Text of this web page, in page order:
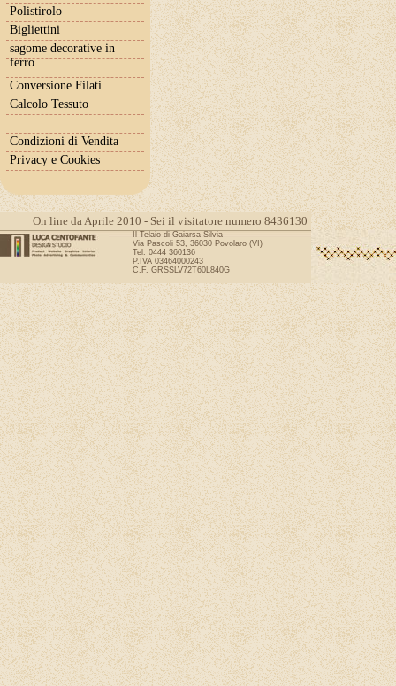
Polistirolo
Bigliettini
sagome decorative in
ferro
Conversione Filati
Calcolo Tessuto
Condizioni di Vendita
Privacy e Cookies
On line da Aprile 2010 - Sei il visitatore numero 8436130
Il Telaio di Gaiarsa Silvia
Via Pascoli 53, 36030 Povolaro (VI)
Tel: 0444 360136
P.IVA 03464000243
C.F. GRSSLV72T60L840G